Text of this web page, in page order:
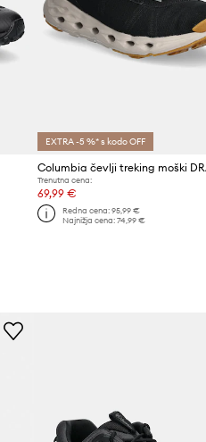
EXTRA -5 %* s kodo OFF
Trenutna cena:
69,99 €
Redna cena: 95,99 €
Najnižja cena: 74,99 €